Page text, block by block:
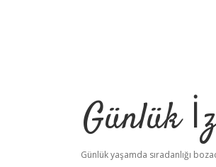
Günlük
Günlük yaşamda sıradanlığı